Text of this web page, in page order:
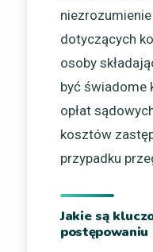
dotyczących
osoby
być świadome
opłat
kosztów
przypadku
Jakie są
postępowaniu